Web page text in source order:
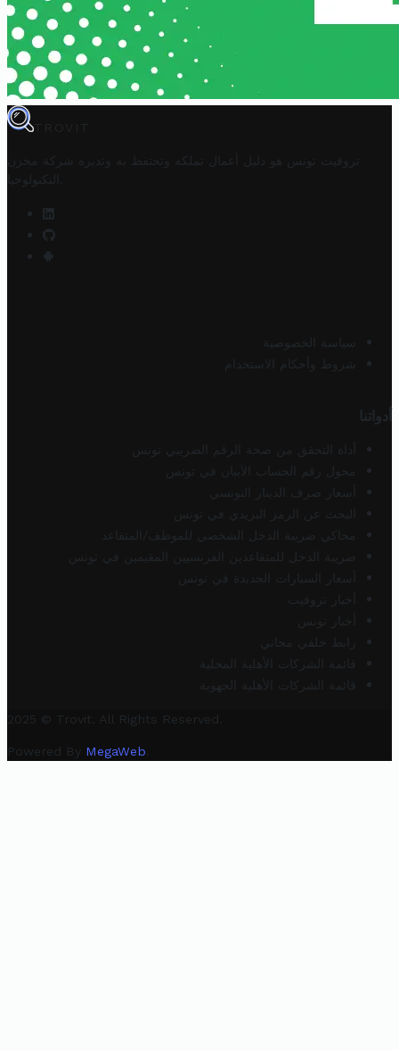
TROVIT
تروفيت تونس هو دليل أعمال تملكه وتحتفظ به وتديره
شركة مخزن
التكنولوجيا
سياسة الخصوصية
شروط وأحكام الاستخدام
أدواتنا
أداة التحقق من صحة الرقم الضريبي تونس
محول رقم الحساب الآيبان في تونس
أسعار صرف الدينار التونسي
البحث عن الرمز البريدي في تونس
محاكي ضريبة الدخل الشخصي للموظف/المتقاعد
ضريبة الدخل للمتقاعدين الفرنسيين المقيمين في تونس
أسعار السيارات الجديدة في تونس
أخبار تروفيت
أخبار تونس
رابط خلفي مجاني
قائمة الشركات الأهلية المحلية
قائمة الشركات الأهلية الجهوية
2025 © Trovit. All Rights Reserved.
Powered By MegaWeb